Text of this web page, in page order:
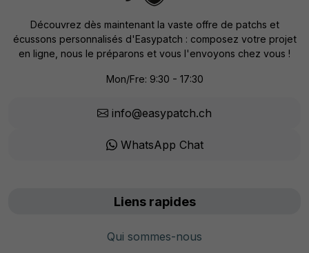
Découvrez dès maintenant la vaste offre de patchs et
écussons personnalisés d'Easypatch : composez votre projet
en ligne, nous le préparons et vous l'envoyons chez vous !
Mon/Fre: 9:30 - 17:30
info@easypatch.ch
WhatsApp Chat
Liens rapides
Qui sommes-nous